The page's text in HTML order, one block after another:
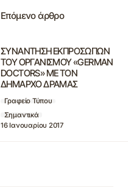
Επόμενο άρθρο
ΣΥΝΑΝΤΗΣΗ ΕΚΠΡΟΣΩΠΩΝ
ΤΟΥ ΟΡΓΑΝΙΣΜΟΥ «GERMAN
DOCTORS» ΜΕ ΤΟΝ
ΔΗΜΑΡΧΟ ΔΡΑΜΑΣ
Γραφείο Τύπου
Σημαντικά
16 Ιανουαρίου 2017